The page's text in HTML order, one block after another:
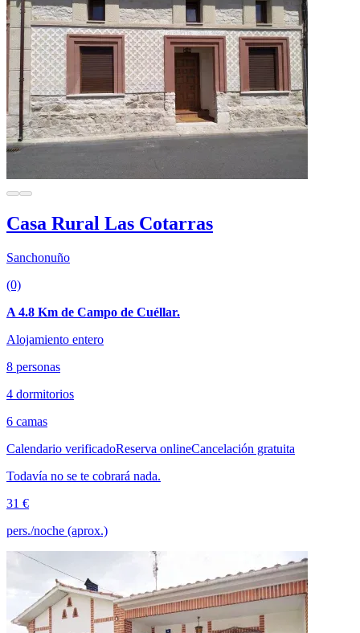
Casa Rural Las Cotarras
Sanchonuño
(0)
A 4.8 Km de Campo de Cuéllar.
Alojamiento entero
8 personas
4 dormitorios
6 camas
Calendario verificadoReserva onlineCancelación gratuita
Todavía no se te cobrará nada.
31 €
pers./noche (aprox.)